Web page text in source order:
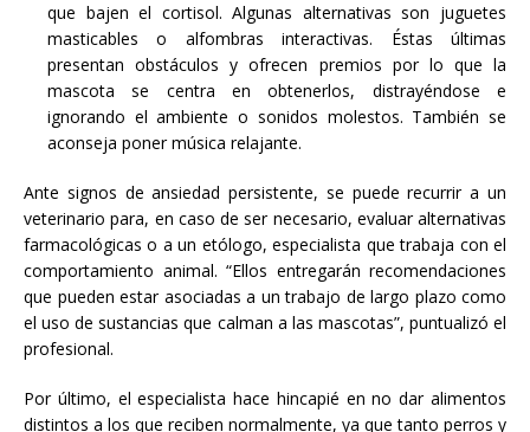
que bajen el cortisol. Algunas alternativas son juguetes
masticables o alfombras interactivas. Éstas últimas
presentan obstáculos y ofrecen premios por lo que la
mascota se centra en obtenerlos, distrayéndose e
ignorando el ambiente o sonidos molestos. También se
aconseja poner música relajante.
Ante signos de ansiedad persistente, se puede recurrir a un
veterinario para, en caso de ser necesario, evaluar alternativas
farmacológicas o a un etólogo, especialista que trabaja con el
comportamiento animal. “Ellos entregarán recomendaciones
que pueden estar asociadas a un trabajo de largo plazo como
el uso de sustancias que calman a las mascotas”, puntualizó el
profesional.
Por último, el especialista hace hincapié en no dar alimentos
distintos a los que reciben normalmente, ya que tanto perros y